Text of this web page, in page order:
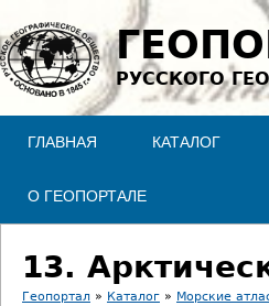
Jump to
РУССКОГО
ГЛАВНАЯ КАТАЛОГ
О ГЕОПОРТАЛЕ
13.
Геопортал » Каталог » Морские